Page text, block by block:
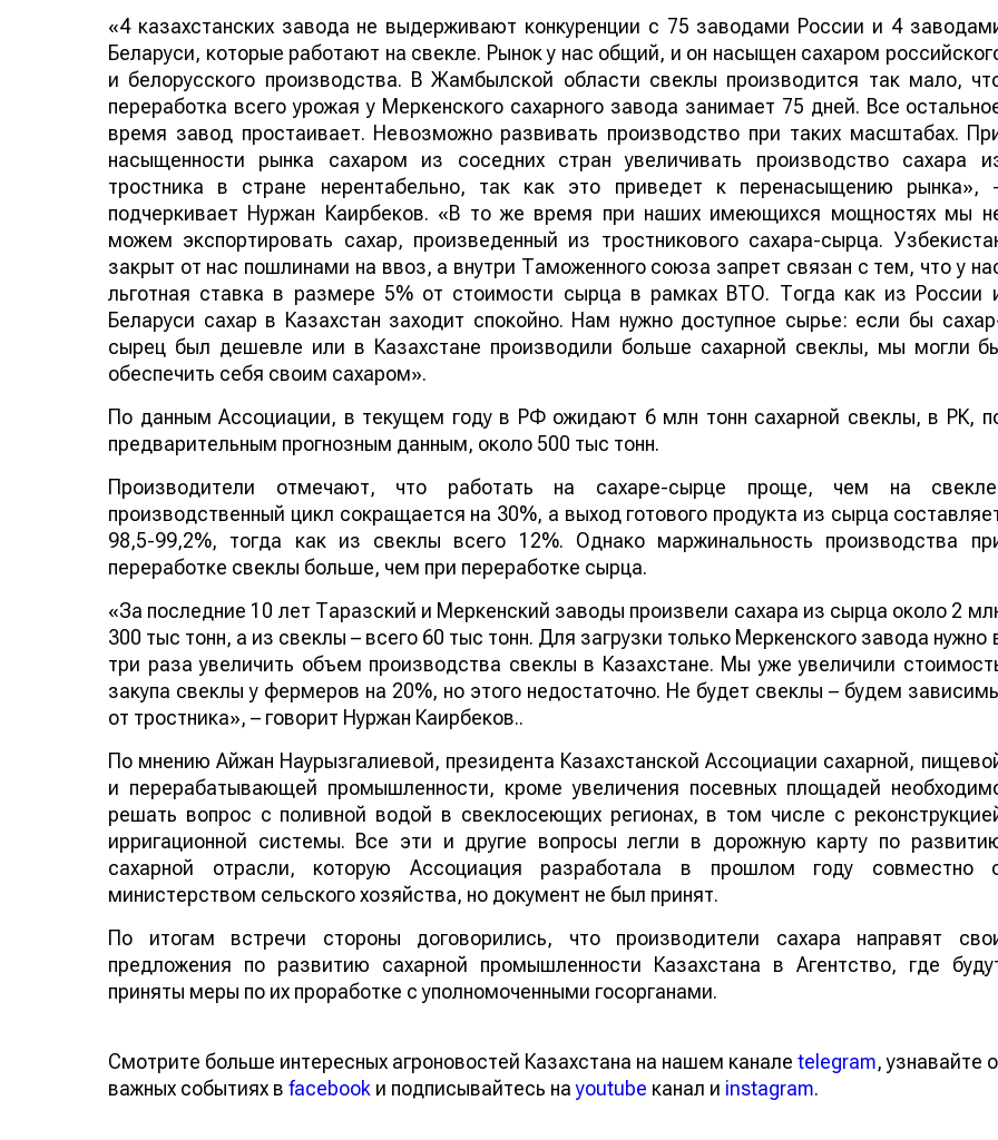
«4 казахстанских завода не выдерживают конкуренции с 75 заводами России и 4
Беларуси, которые работают на свекле. Рынок у нас общий, и он насыщен сахаром
и белорусского производства. В Жамбылской области свеклы производится так мало,
переработка всего урожая у Меркенского сахарного завода занимает 75 дней. Все
время завод простаивает. Невозможно развивать производство при таких масштабах.
насыщенности рынка сахаром из соседних стран увеличивать производство сахара
тростника в стране нерентабельно, так как это приведет к перенасыщению рынка»,
подчеркивает Нуржан Каирбеков. «В то же время при наших имеющихся мощностях мы
можем экспортировать сахар, произведенный из тростникового сахара-сырца.
закрыт от нас пошлинами на ввоз, а внутри Таможенного союза запрет связан с тем, что у
льготная ставка в размере 5% от стоимости сырца в рамках ВТО. Тогда как из России
Беларуси сахар в Казахстан заходит спокойно. Нам нужно доступное сырье: если бы
сырец был дешевле или в Казахстане производили больше сахарной свеклы, мы могли
обеспечить себя своим сахаром».
По данным Ассоциации, в текущем году в РФ ожидают 6 млн тонн сахарной свеклы, в РК,
предварительным прогнозным данным, около 500 тыс тонн.
Производители отмечают, что работать на сахаре-сырце проще, чем на
производственный цикл сокращается на 30%, а выход готового продукта из сырца
98,5-99,2%, тогда как из свеклы всего 12%. Однако маржинальность производства
переработке свеклы больше, чем при переработке сырца.
«За последние 10 лет Таразский и Меркенский заводы произвели сахара из сырца около 2
300 тыс тонн, а из свеклы – всего 60 тыс тонн. Для загрузки только Меркенского завода нужно
три раза увеличить объем производства свеклы в Казахстане. Мы уже увеличили
закупа свеклы у фермеров на 20%, но этого недостаточно. Не будет свеклы – будем
от тростника», – говорит Нуржан Каирбеков..
По мнению Айжан Наурызгалиевой, президента Казахстанской Ассоциации сахарной,
и перерабатывающей промышленности, кроме увеличения посевных площадей
решать вопрос с поливной водой в свеклосеющих регионах, в том числе с
ирригационной системы. Все эти и другие вопросы легли в дорожную карту по
сахарной отрасли, которую Ассоциация разработала в прошлом году совместно
министерством сельского хозяйства, но документ не был принят.
По итогам встречи стороны договорились, что производители сахара направят
предложения по развитию сахарной промышленности Казахстана в Агентство, где
приняты меры по их проработке с уполномоченными госорганами.
Смотрите больше интересных агроновостей Казахстана на нашем канале telegram, узнавайте о
важных событиях в facebook и подписывайтесь наyoutube канал и instagram.